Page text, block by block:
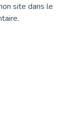
site dans le